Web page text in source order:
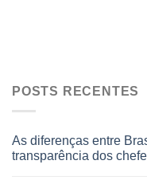
POSTS RECENTES
As diferenças entre
transparência dos